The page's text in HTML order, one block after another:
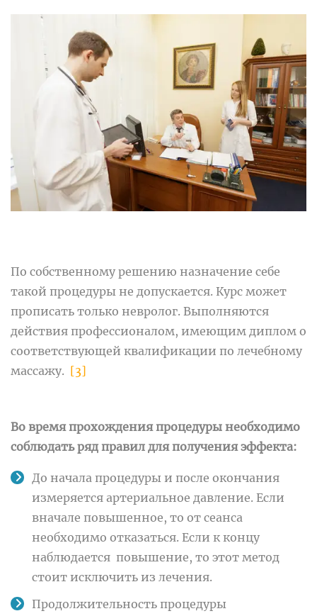
По собственному решению назначение себе
такой процедуры не допускается. Курс может
прописать только невролог. Выполняются
действия профессионалом, имеющим диплом о
соответствующей квалификации по лечебному
массажу. [3]
Во время прохождения процедуры необходимо
соблюдать ряд правил для получения эффекта:
До начала процедуры и после окончания
измеряется артериальное давление. Если
вначале повышенное, то от сеанса
необходимо отказаться. Если к концу
наблюдается повышение, то этот метод
стоит исключить из лечения.
Продолжительность процедуры